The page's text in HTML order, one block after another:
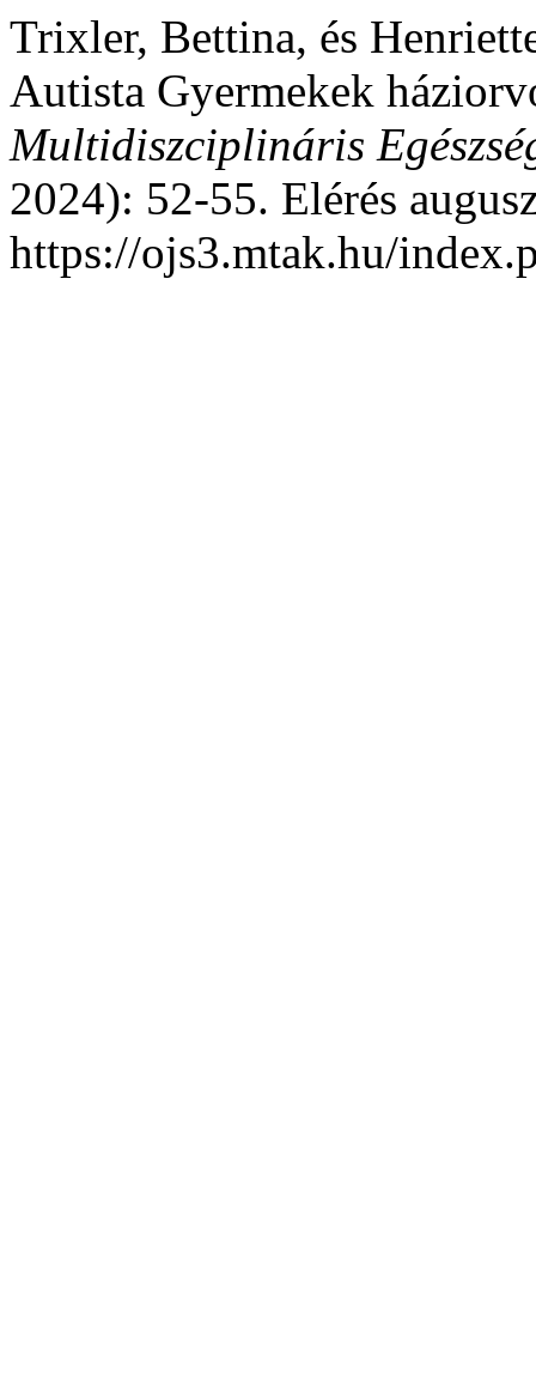
Trixler, Bettina, és
Autista Gyermekek
Multidiszciplináris
2024): 52-55. Elérés
https://ojs3.mtak.hu/